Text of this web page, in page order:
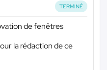
TERMINÉ
de fenêtres
la rédaction de ce